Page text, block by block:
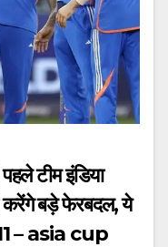
टीम इंडिया
करेंगे बड़े फेरबदल, ये
– asia cup